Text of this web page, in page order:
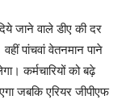
जाने वाले डीए की दर
पांचवां वेतनमान पाने
कर्मचारियों को बढ़े
जबकि एरियर जीपीएफ